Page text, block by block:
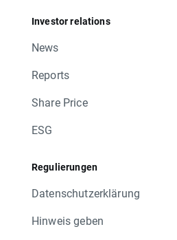
Investor relations
News
Reports
Share Price
ESG
Regulierungen
Datenschutzerklärung
Hinweis geben